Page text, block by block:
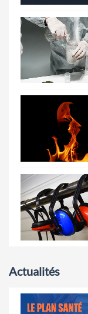
Actualités